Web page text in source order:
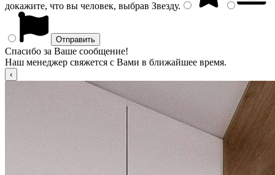
докажите, что вы человек, выбрав Звезду.
Спасибо за Ваше сообщение!
Наш менеджер свяжется с Вами в ближайшее время.